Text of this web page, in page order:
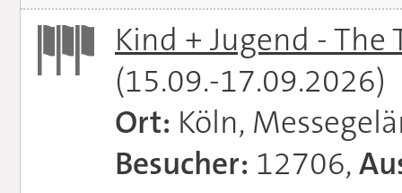
Kind + Jugend - The
(15.09.-17.09.2026)
Ort: Köln,
Besucher: 12706,